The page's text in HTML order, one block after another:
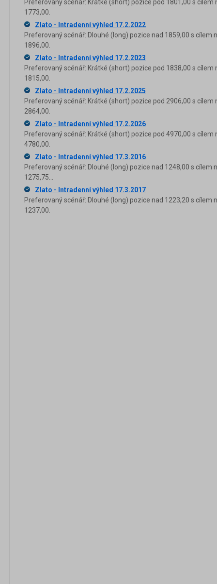
Preferovaný scénář: Krátké (short) pozice pod 1801,00 s cílem
1773,00.
Zlato - Intradenní výhled 17.2.2022
Preferovaný scénář: Dlouhé (long) pozice nad 1859,00 s cílem
1896,00.
Zlato - Intradenní výhled 17.2.2023
Preferovaný scénář: Krátké (short) pozice pod 1838,00 s cílem
1815,00.
Zlato - Intradenní výhled 17.2.2025
Preferovaný scénář: Krátké (short) pozice pod 2906,00 s cílem
2864,00.
Zlato - Intradenní výhled 17.2.2026
Preferovaný scénář: Krátké (short) pozice pod 4970,00 s cílem
4780,00.
Zlato - Intradenní výhled 17.3.2016
Preferovaný scénář: Dlouhé (long) pozice nad 1248,00 s cílem
1275,75...
Zlato - Intradenní výhled 17.3.2017
Preferovaný scénář: Dlouhé (long) pozice nad 1223,20 s cílem
1237,00.